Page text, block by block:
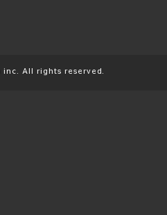
inc. All rights reserved.